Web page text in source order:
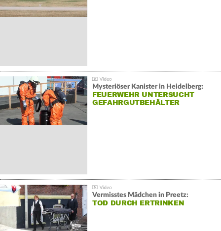
Mysteriöser Kanister in Heidelberg:
FEUERWEHR UNTERSUCHT
GEFAHRGUTBEHÄLTER
Vermisstes Mädchen in Preetz:
TOD DURCH ERTRINKEN